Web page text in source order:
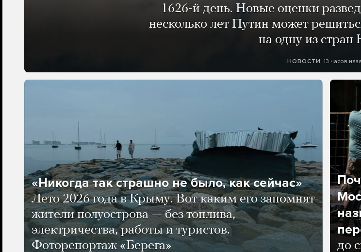
1626-й день. Новые оценки
несколько лет Путин может
на одну из
НОВОСТИ 13 часов
«Никогда так страшно не было, как сейчас»
Лето 2026 года в Крыму. Вот каким его запомнят
жители полуострова — без топлива,
электричества, работы и туристов.
Фоторепортаж «Берега»
до